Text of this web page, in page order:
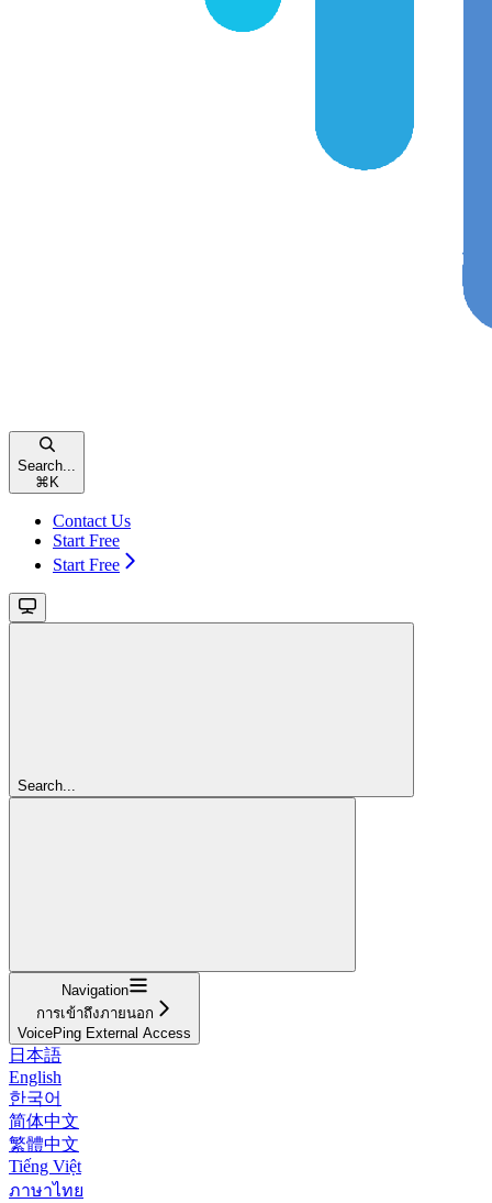
Search...
⌘ K
Contact Us
Start Free
Start Free
Search...
Navigation
การเข้าถึงภายนอก
VoicePing External Access
日本語
English
한국어
简体中文
繁體中文
Tiếng Việt
ภาษาไทย